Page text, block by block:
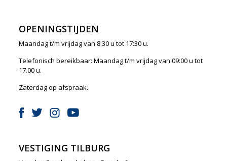
OPENINGSTIJDEN
Maandag t/m vrijdag van 8:30 u tot 17:30 u.
Telefonisch bereikbaar: Maandag t/m vrijdag van 09:00 u tot
17.00 u.
Zaterdag op afspraak.
VESTIGING TILBURG